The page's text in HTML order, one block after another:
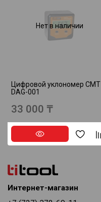
Нет в наличии
Цифровой уклономер CMT
DAG-001
33 000 ₸
Интернет-магазин